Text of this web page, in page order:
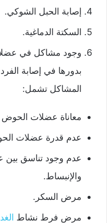
إصابة الحبل الشوكي.
السكتة الدماغية.
وجود مشاكل في
بدورها في إصابة
المشاكل تشمل:
معاناة عضلات
عدم قدرة عضلات
عدم وجود تناسق بين
والإنبساط.
مرض السكر.
مرض فرط نشاط